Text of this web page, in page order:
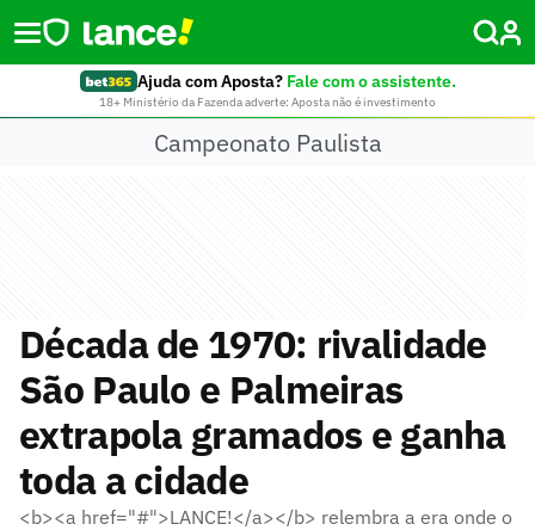
Ajuda com Aposta? Fale com o assistente.
18+ Ministério da Fazenda adverte: Aposta não é investimento
Campeonato Paulista
Década de 1970: rivalidade
São Paulo e Palmeiras
extrapola gramados e ganha
toda a cidade
<b><a href="#">LANCE!</a></b> relembra a era onde o